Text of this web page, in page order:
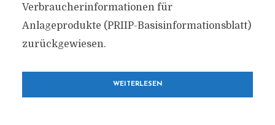
Verbraucherinformationen für
Anlageprodukte (PRIIP-Basisinformationsblatt)
zurückgewiesen.
WEITERLESEN